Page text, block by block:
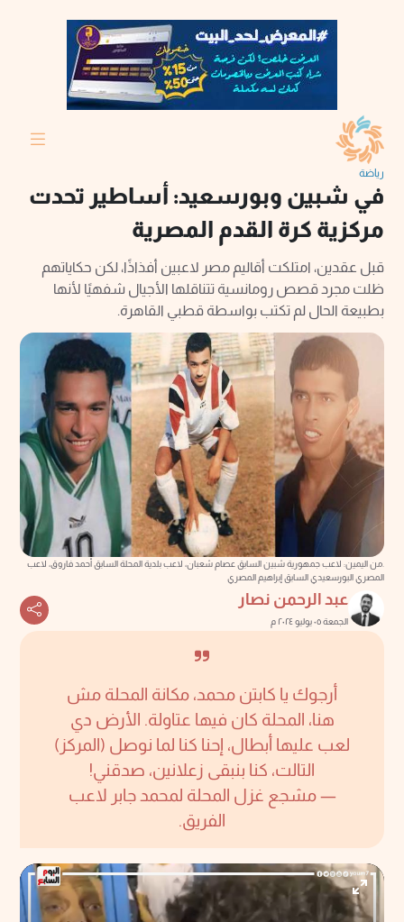
رياضة
في شبين وبورسعيد: أساطير تحدت
مركزية كرة القدم المصرية
قبل عقدين، امتلكت أقاليم مصر لاعبين أفذاذًا، لكن حكاياتهم
ظلت مجرد قصص رومانسية تتناقلها الأجيال شفهيًا لأنها
بطبيعة الحال لم تكتب بواسطة قطبي القاهرة.
.من اليمين: لاعب جمهورية شبين السابق عصام شعبان، لاعب بلدية المحلة السابق أحمد فاروق، لاعب
المصري البورسعيدي السابق إبراهيم المصري
عبد الرحمن نصار
الجمعة ٠٥ يوليو ٢٠٢٤ م
أرجوك يا كابتن محمد، مكانة المحلة مش
هنا، المحلة كان فيها عتاولة. الأرض دي
لعب عليها أبطال، إحنا كنا لما نوصل (المركز)
التالت، كنا بنبقى زعلانين، صدقني!
— مشجع غزل المحلة لمحمد جابر لاعب
الفريق.
Enter